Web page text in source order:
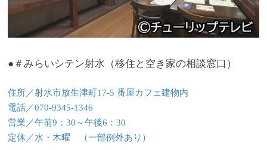
●＃みらいシテン射水（移住と空き家の相談窓口）
住所／射水市放生津町17-5 番屋カフェ建物内
電話／070-9345-1346
営業／午前9：30～午後6：30
定休／水・木曜 （一部例外あり）